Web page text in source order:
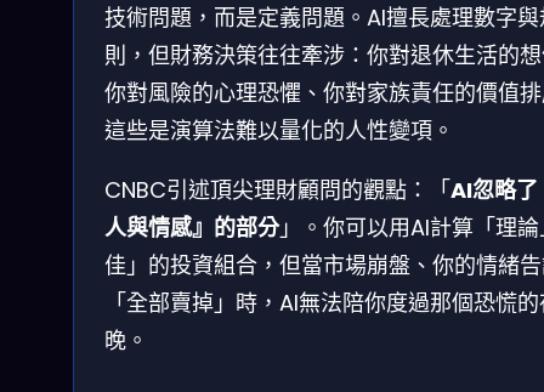
技術問題，而是定義問題。AI擅長處理數字
則，但財務決策往往牽涉：你對退休生活的
你對風險的心理恐懼、你對家族責任的價值
這些是演算法難以量化的人性變項。
CNBC引述頂尖理財顧問的觀點：「AI忽略了
人與情感』的部分」。你可以用AI計算「理
佳」的投資組合，但當市場崩盤、你的情緒
「全部賣掉」時，AI無法陪你度過那個恐慌
晚。